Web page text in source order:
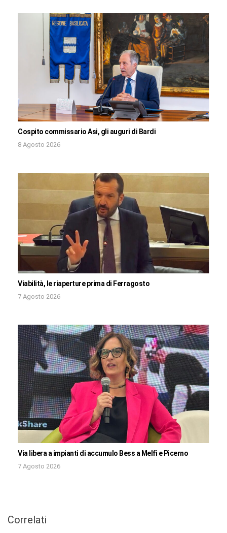
Cospito commissario Asi, gli auguri di Bardi
8 Agosto 2026
Viabilità, le riaperture prima di Ferragosto
7 Agosto 2026
Via libera a impianti di accumulo Bess a Melfi e Picerno
7 Agosto 2026
Correlati